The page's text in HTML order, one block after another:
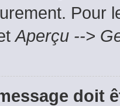
Pour
Aperçu -->
doit